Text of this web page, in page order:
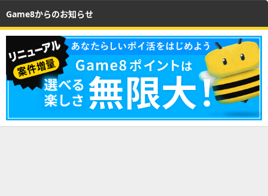
Game8からのお知らせ